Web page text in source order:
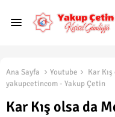
Ana Sayfa Youtube
Kar
yakupcetincom - Yakup Çetin
Kar Kış olsa da